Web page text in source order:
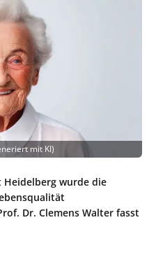
mit KI)
wurde die
Dr. Clemens Walter fasst